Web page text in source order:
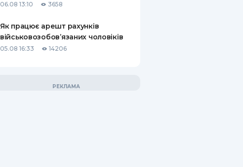
06.08 13:10 3658
Як працює арешт рахунків
військовозобов’язаних чоловіків
05.08 16:33 14206